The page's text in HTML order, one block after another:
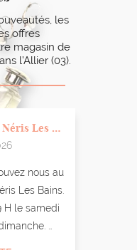
les
offres
magasin de
l’Allier (03).
SALON DU MARIAGE Néris Les Bains
nous au
Les Bains.
H le samedi